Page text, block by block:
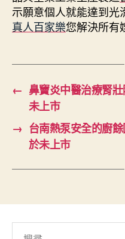
示願意個人就能達到光
真人百家樂您解決所有
← 鼻竇炎中醫治療腎
未上市
→ 台南熱泵安全的廚
於未上市